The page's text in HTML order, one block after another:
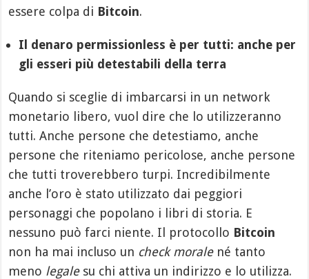
essere colpa di Bitcoin.
Il denaro permissionless è per tutti: anche per
gli esseri più detestabili della terra
Quando si sceglie di imbarcarsi in un network
monetario libero, vuol dire che lo utilizzeranno
tutti. Anche persone che detestiamo, anche
persone che riteniamo pericolose, anche persone
che tutti troverebbero turpi. Incredibilmente
anche l’oro è stato utilizzato dai peggiori
personaggi che popolano i libri di storia. E
nessuno può farci niente. Il protocollo Bitcoin
non ha mai incluso un check moralené tanto
meno legalesu chi attiva un indirizzo e lo utilizza.